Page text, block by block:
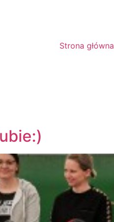
Strona główna